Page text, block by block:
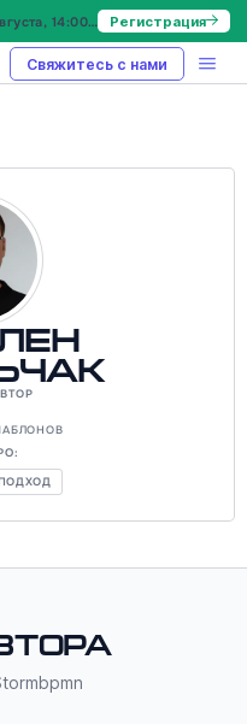
Ближайший демо-день — вторник, 25 августа, 14:00 МСК Регистрация
Свяжитесь с нами